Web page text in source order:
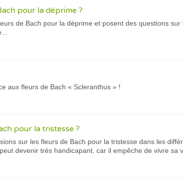
pour la déprime ?
de Bach pour la déprime et posent des questions sur
aux fleurs de Bach « Scleranthus » !
pour la tristesse ?
sur les fleurs de Bach pour la tristesse dans les
devenir très handicapant, car il empêche de vivre sa